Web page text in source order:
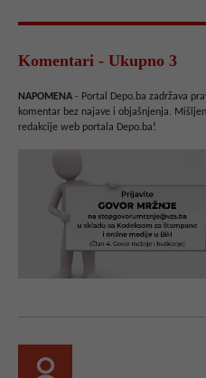
Komentari - Ukupno 3
NAPOMENA - Portal Depo.ba zadržava
komentar bez najave i objašnjenja.
redakcije web portala Depo.ba!